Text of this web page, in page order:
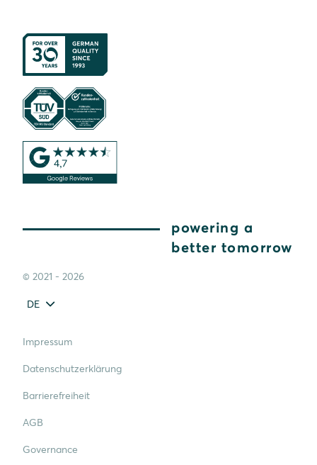
powering a
better tomorrow
© 2021 - 2026
DE
Impressum
Datenschutzerklärung
Barrierefreiheit
AGB
Governance